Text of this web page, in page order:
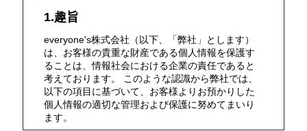
1.趣旨
everyone's株式会社（以下、「弊社」とします）
は、お客様の貴重な財産である個人情報を保護す
ることは、情報社会における企業の責任であると
考えております。 このような認識から弊社では、
以下の項目に基づいて、お客様よりお預かりした
個人情報の適切な管理および保護に努めてまいり
ます。